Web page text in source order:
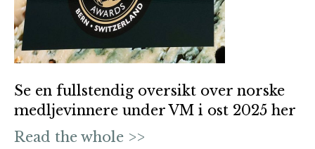
Se en fullstendig oversikt over norske
medljevinnere under VM i ost 2025 her
Read the whole >>